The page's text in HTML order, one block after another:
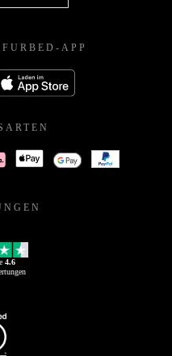
APP
4.6